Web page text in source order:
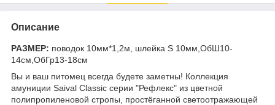
Описание
РАЗМЕР: поводок 10мм*1,2м, шлейка S 10мм,ОбШ10-
14см,ОбГр13-18см
Вы и ваш питомец всегда будете заметны! Коллекция
амуниции Saival Classic серии "Рефлекс" из цветной
полипропиленовой стропы, простёганной светоотражающей